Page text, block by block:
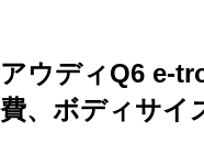
アウディQ6 e-
費、ボディサイ